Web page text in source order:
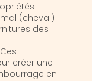
(cheval)
des
créer une
en